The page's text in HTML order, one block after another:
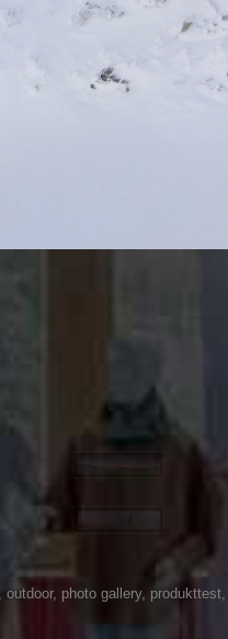
outdoor, photo gallery, produkttest,